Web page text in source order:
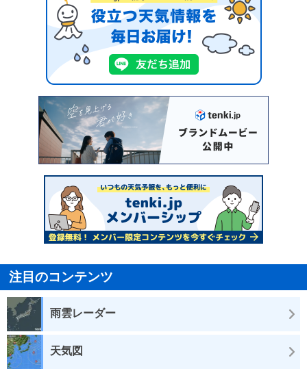
注目のコンテンツ
雨雲レーダー
天気図